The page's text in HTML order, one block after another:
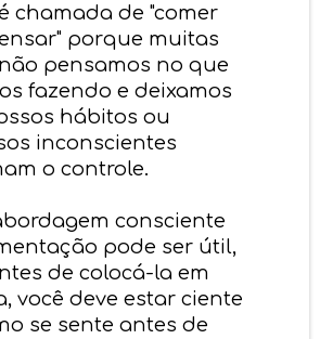
chamada de "comer
porque muitas
pensamos no que
fazendo e deixamos
hábitos ou
inconscientes
o controle.
consciente
pode ser útil,
de colocá-la em
você deve estar ciente
se sente antes de